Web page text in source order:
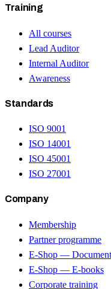
Training
All courses
Lead Auditor
Internal Auditor
Awareness
Standards
ISO 9001
ISO 14001
ISO 45001
ISO 27001
Company
Membership
Partner programme
E-Shop —
E-Shop — E-books
Corporate training